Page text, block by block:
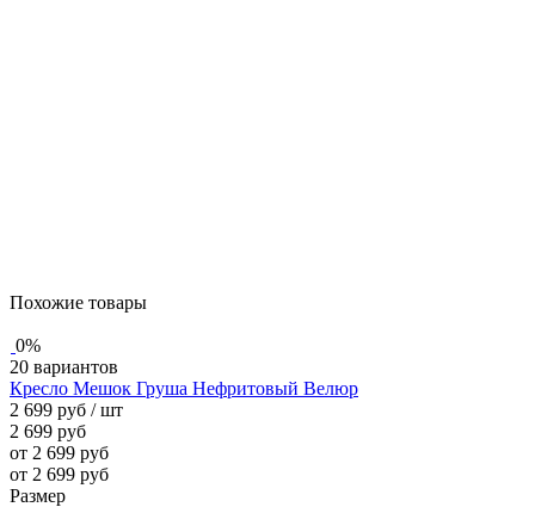
Похожие товары
0%
20 вариантов
Кресло Мешок Груша Нефритовый Велюр
2 699 руб / шт
2 699 руб
от 2 699 руб
от 2 699 руб
Размер